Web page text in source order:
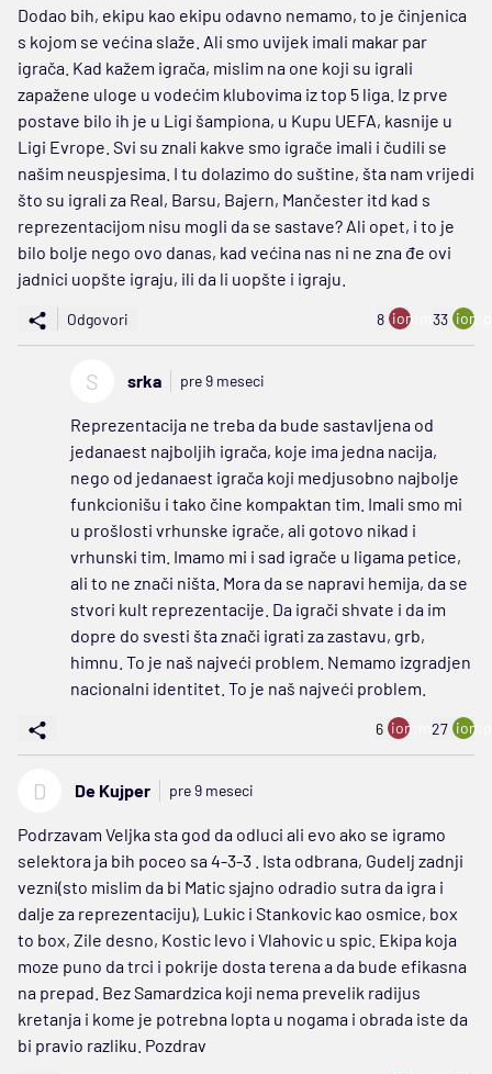
Dodao bih, ekipu kao ekipu odavno nemamo, to je činjenica
s kojom se većina slaže. Ali smo uvijek imali makar par
igrača. Kad kažem igrača, mislim na one koji su igrali
zapažene uloge u vodećim klubovima iz top 5 liga. Iz prve
postave bilo ih je u Ligi šampiona, u Kupu UEFA, kasnije u
Ligi Evrope. Svi su znali kakve smo igrače imali i čudili se
našim neuspjesima. I tu dolazimo do suštine, šta nam vrijedi
što su igrali za Real, Barsu, Bajern, Mančester itd kad s
reprezentacijom nisu mogli da se sastave? Ali opet, i to je
bilo bolje nego ovo danas, kad većina nas ni ne zna đe ovi
jadnici uopšte igraju, ili da li uopšte i igraju.
Odgovori 8 ion:minus
33
S srka pre 9 meseci
Reprezentacija ne treba da bude sastavljena od
jedanaest najboljih igrača, koje ima jedna nacija,
nego od jedanaest igrača koji medjusobno najbolje
funkcionišu i tako čine kompaktan tim. Imali smo mi
u prošlosti vrhunske igrače, ali gotovo nikad i
vrhunski tim. Imamo mi i sad igrače u ligama petice,
ali to ne znači ništa. Mora da se napravi hemija, da se
stvori kult reprezentacije. Da igrači shvate i da im
dopre do svesti šta znači igrati za zastavu, grb,
himnu. To je naš najveći problem. Nemamo izgradjen
nacionalni identitet. To je naš najveći problem.
6 ion:minus
27
D De Kujper pre 9 meseci
Podrzavam Veljka sta god da odluci ali evo ako se igramo
selektora ja bih poceo sa 4-3-3 . Ista odbrana, Gudelj zadnji
vezni(sto mislim da bi Matic sjajno odradio sutra da igra i
dalje za reprezentaciju), Lukic i Stankovic kao osmice, box
to box, Zile desno, Kostic levo i Vlahovic u spic. Ekipa koja
moze puno da trci i pokrije dosta terena a da bude efikasna
na prepad. Bez Samardzica koji nema prevelik radijus
kretanja i kome je potrebna lopta u nogama i obrada iste da
bi pravio razliku. Pozdrav